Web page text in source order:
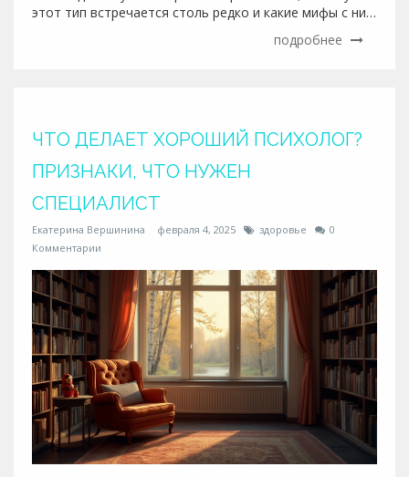
этот тип встречается столь редко и какие мифы с ним
взаимодействию с INFJ и узнайте, как самому лучше
подробнее
ЧТО ДЕЛАЕТ ХОРОШИЙ ПСИХОЛОГ?
ПРИЗНАКИ, ЧТО НУЖЕН
СПЕЦИАЛИСТ
Екатерина Вершинина февраля 4, 2025 здоровье
0
Комментарии